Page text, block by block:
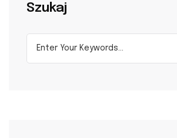
Szukaj